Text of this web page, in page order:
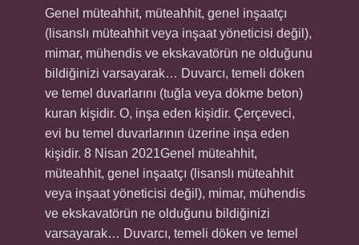
Genel müteahhit, müteahhit, genel inşaatçı
(lisanslı müteahhit veya inşaat yöneticisi değil),
mimar, mühendis ve ekskavatörün ne olduğunu
bildiğinizi varsayarak… Duvarcı, temeli döken
ve temel duvarlarını (tuğla veya dökme beton)
kuran kişidir. O, inşa eden kişidir. Çerçeveci,
evi bu temel duvarlarının üzerine inşa eden
kişidir. 8 Nisan 2021Genel müteahhit,
müteahhit, genel inşaatçı (lisanslı müteahhit
veya inşaat yöneticisi değil), mimar, mühendis
ve ekskavatörün ne olduğunu bildiğinizi
varsayarak… Duvarcı, temeli döken ve temel